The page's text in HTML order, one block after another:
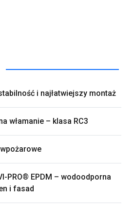
i najłatwiejszy montaż
włamanie – klasa RC3
PRO® EPDM – wodoodporna
i fasad